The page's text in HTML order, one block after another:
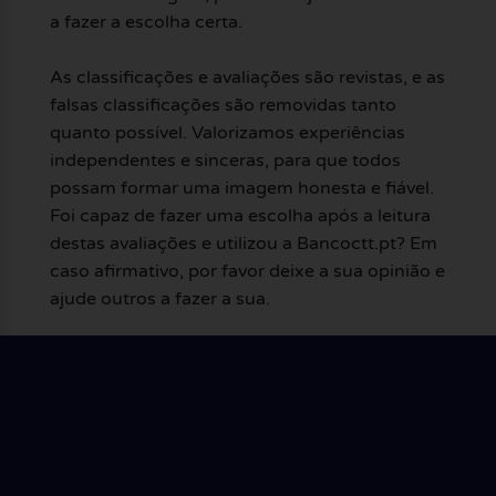
a fazer a escolha certa.
As classificações e avaliações são revistas, e as
falsas classificações são removidas tanto
quanto possível. Valorizamos experiências
independentes e sinceras, para que todos
possam formar uma imagem honesta e fiável.
Foi capaz de fazer uma escolha após a leitura
destas avaliações e utilizou a Bancoctt.pt? Em
caso afirmativo, por favor deixe a sua opinião e
ajude outros a fazer a sua.